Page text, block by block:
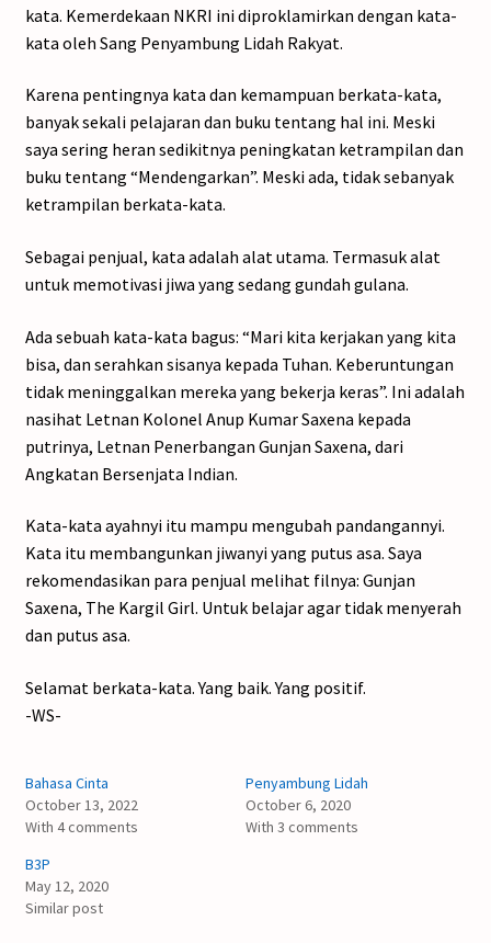
kata. Kemerdekaan NKRI ini diproklamirkan dengan kata-
kata oleh Sang Penyambung Lidah Rakyat.
Karena pentingnya kata dan kemampuan berkata-kata,
banyak sekali pelajaran dan buku tentang hal ini. Meski
saya sering heran sedikitnya peningkatan ketrampilan dan
buku tentang “Mendengarkan”. Meski ada, tidak sebanyak
ketrampilan berkata-kata.
Sebagai penjual, kata adalah alat utama. Termasuk alat
untuk memotivasi jiwa yang sedang gundah gulana.
Ada sebuah kata-kata bagus: “Mari kita kerjakan yang kita
bisa, dan serahkan sisanya kepada Tuhan. Keberuntungan
tidak meninggalkan mereka yang bekerja keras”. Ini adalah
nasihat Letnan Kolonel Anup Kumar Saxena kepada
putrinya, Letnan Penerbangan Gunjan Saxena, dari
Angkatan Bersenjata Indian.
Kata-kata ayahnyi itu mampu mengubah pandangannyi.
Kata itu membangunkan jiwanyi yang putus asa. Saya
rekomendasikan para penjual melihat filnya: Gunjan
Saxena, The Kargil Girl. Untuk belajar agar tidak menyerah
dan putus asa.
Selamat berkata-kata. Yang baik. Yang positif.
-WS-
Bahasa Cinta
October 13, 2022
With 4 comments
Penyambung Lidah
October 6, 2020
With 3 comments
B3P
May 12, 2020
Similar post